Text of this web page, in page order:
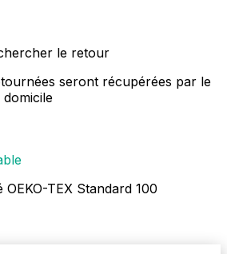
le retour
seront récupérées par le
TEX Standard 100